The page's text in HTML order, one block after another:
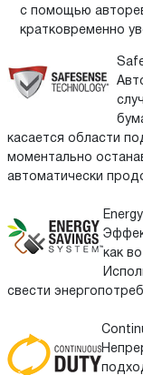
с помощью
кратковременно
касается области
моментально
автоматически
как
свести